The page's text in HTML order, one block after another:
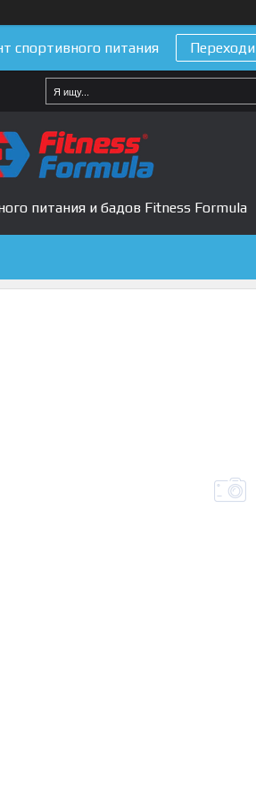
спортивного питания Переходи
питания и бадов Fitness Formula